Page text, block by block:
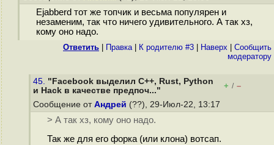
Ejabberd тот же топчик и весьма популярен и
незаменим, так что ничего удивительного. А так хз,
кому оно надо.
Ответить Правка| К родителю #3 Наверх
Cообщить
модератору
45. "Facebook выделил C++, Rust, Python
и Hack в качестве предпоч..."
+ / –
Сообщение от Андрей (??), 29-Июл-22, 13:17
> А так хз, кому оно надо.
Так же для его форка (или клона) вотсап.